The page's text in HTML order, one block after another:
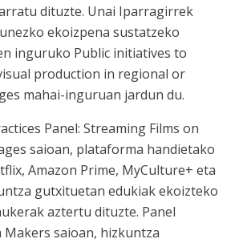
dituzte. Unai Iparragirrek
ekoizpena sustatzeko
inguruko Public initiatives to
production in regional or
mahai-inguruan jardun du.
Panel: Streaming Films on
saioan, plataforma handietako
Amazon Prime, MyCulture+ eta
gutxituetan edukiak ekoizteko
aztertu dituzte. Panel
Makers saioan, hizkuntza